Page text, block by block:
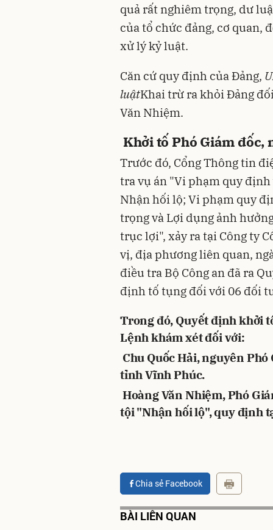
quả rất nghiêm trọng, dư
của tổ chức đảng, cơ quan,
xử lý kỷ luật.
Căn cứ quy định của Đảng,
luậtKhai trừ ra khỏi Đảng
Văn Nhiệm.
Khởi tố Phó Giám đốc,
Trước đó, Cổng Thông tin
tra vụ án "Vi phạm quy định
Nhận hối lộ; Vi phạm quy
trọng và Lợi dụng ảnh
trục lợi", xảy ra tại Công ty
vị, địa phương liên quan,
điều tra Bộ Công an đã ra
định tố tụng đối với 06 đối
Trong đó, Quyết định khởi
Lệnh khám xét đối với:
Chu Quốc Hải, nguyên
tỉnh Vĩnh Phúc.
Hoàng Văn Nhiệm, Phó
tội "Nhận hối lộ", quy định
Chia sẻ Facebook
BÀI LIÊN QUAN